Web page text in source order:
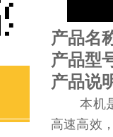
产品名
产品型
产品说
本机
高速高效